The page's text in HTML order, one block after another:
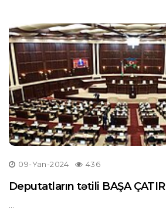
09-Yan-2024 436
Deputatların tətili BAŞA ÇATIR
...